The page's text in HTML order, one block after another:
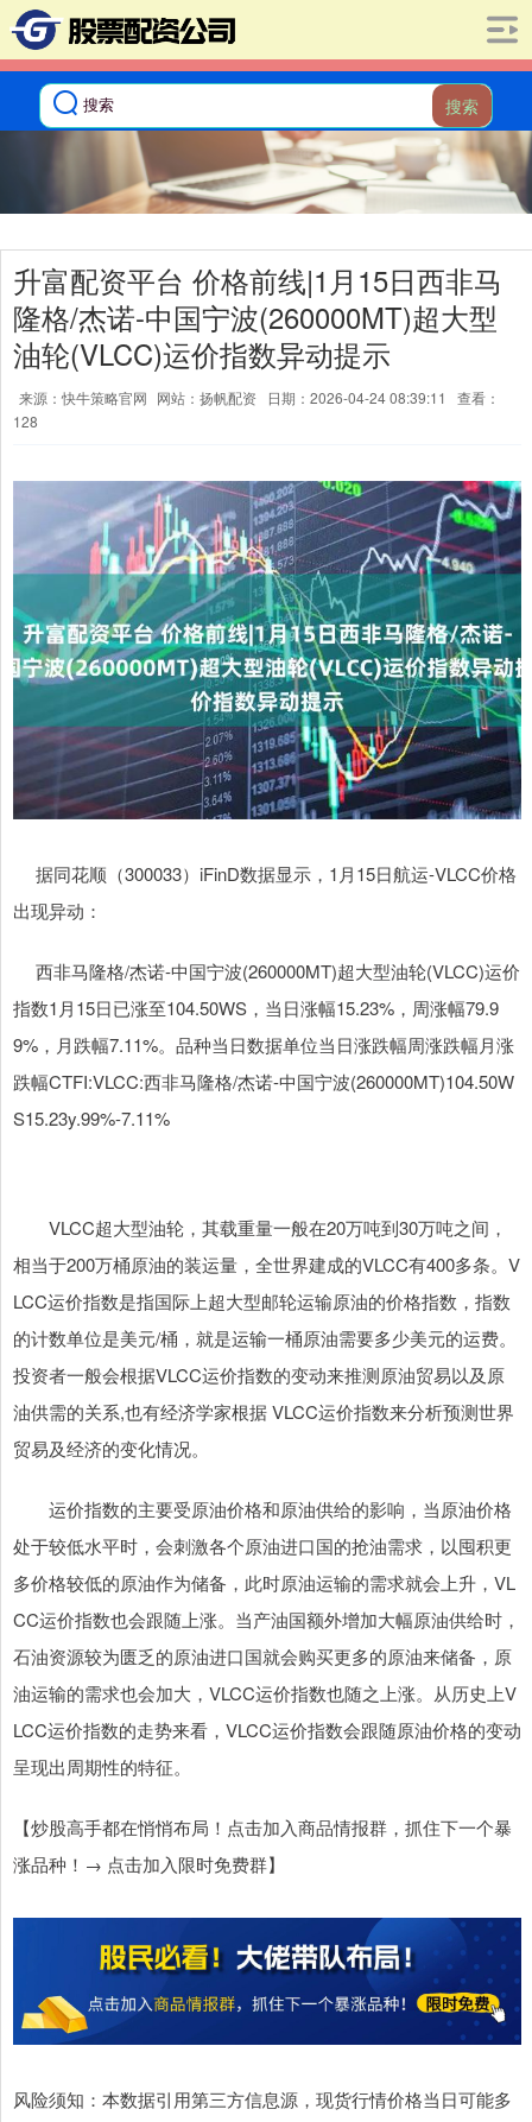
搜索
升富配资平台 价格前线|1月15日西非马
隆格/杰诺-中国宁波(260000MT)超大型
油轮(VLCC)运价指数异动提示
来源：快牛策略官网 网站：扬帆配资 日期：2026-04-24 08:39:11
查看：
128
据同花顺（300033）iFinD数据显示，1月15日航运-VLCC价格
出现异动：
西非马隆格/杰诺-中国宁波(260000MT)超大型油轮(VLCC)运价
指数1月15日已涨至104.50WS，当日涨幅15.23%，周涨幅79.9
9%，月跌幅7.11%。品种当日数据单位当日涨跌幅周涨跌幅月涨
跌幅CTFI:VLCC:西非马隆格/杰诺-中国宁波(260000MT)104.50W
S15.23y.99%-7.11%
VLCC超大型油轮，其载重量一般在20万吨到30万吨之间，
相当于200万桶原油的装运量，全世界建成的VLCC有400多条。V
LCC运价指数是指国际上超大型邮轮运输原油的价格指数，指数
的计数单位是美元/桶，就是运输一桶原油需要多少美元的运费。
投资者一般会根据VLCC运价指数的变动来推测原油贸易以及原
油供需的关系,也有经济学家根据 VLCC运价指数来分析预测世界
贸易及经济的变化情况。
运价指数的主要受原油价格和原油供给的影响，当原油价格
处于较低水平时，会刺激各个原油进口国的抢油需求，以囤积更
多价格较低的原油作为储备，此时原油运输的需求就会上升，VL
CC运价指数也会跟随上涨。当产油国额外增加大幅原油供给时，
石油资源较为匮乏的原油进口国就会购买更多的原油来储备，原
油运输的需求也会加大，VLCC运价指数也随之上涨。从历史上V
LCC运价指数的走势来看，VLCC运价指数会跟随原油价格的变动
呈现出周期性的特征。
【炒股高手都在悄悄布局！点击加入商品情报群，抓住下一个暴
涨品种！→ 点击加入限时免费群】
风险须知：本数据引用第三方信息源，现货行情价格当日可能多